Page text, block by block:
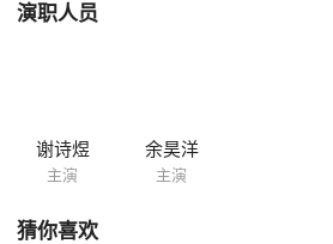
演职人员
谢诗煜
主演
余昊洋
主演
猜你喜欢